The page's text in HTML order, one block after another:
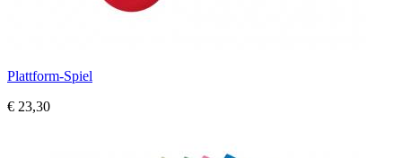
Plattform-Spiel
€ 23,30